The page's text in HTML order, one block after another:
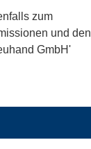
zum
und den
GmbH'